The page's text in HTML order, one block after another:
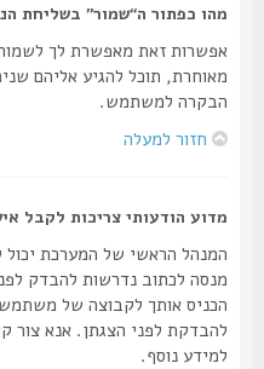
מהו כפתור ה“שמור” בשליחת הנושא?
אפשרות זאת מאפשרת לך לשמור
מאוחרת, תוכל להגיע אליהם שנית
הבקרה למשתמש.
חזור למעלה
מדוע הודעותי צריכות לקבל אישור?
המנהל הראשי של המערכת יכול
מנסה לכתוב נדרשות להבדק לפני
הכניס אותך לקבוצה של משתמשים
להבדקת לפני הצגתן. אנא צור
למידע נוסף.